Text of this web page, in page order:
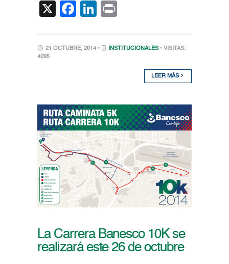
X Facebook
LinkedIn
21 OCTUBRE, 2014 • INSTITUCIONALES • VISITAS:
4095
LEER MÁS
La Carrera Banesco 10K se
realizará este 26 de octubre